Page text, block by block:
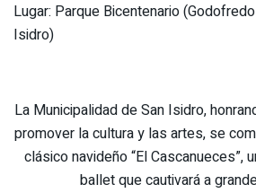
Lugar: Parque Bicentenario
Isidro)
La Municipalidad de San Isidro,
promover la cultura y las artes, se
clásico navideño “El Cascanueces”,
ballet que cautivará a